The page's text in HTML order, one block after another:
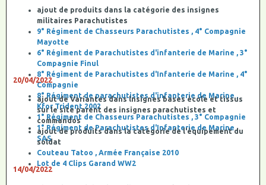
ajout de produits dans la catégorie des insignes
militaires Parachutistes
9° Régiment de Chasseurs Parachutistes , 4° Compagnie
Mayotte
6° Régiment de Parachutistes d'infanterie de Marine , 3°
Compagnie Finul
8° Régiment de Parachutistes d'Infanterie de Marine , 4°
Compagnie
8° Régiment de parachutistes d'infanterie de Marine ,
Kfor Trident 2002
1° Régiment de Chasseurs Parachutistes , 3° Compagnie
1° Régiment de Parachutistes d'Infanterie de Marine ,
SAS
20/04/2022
ajout de Variantes dans lnsignes bases école et tissus
sur le site parent des insignes parachutistes et
commandos
ajout de produits dans la catégorie de l'équipement du
soldat
Couteau Tatoo , Armée Française 2010
Lot de 4 Clips Garand WW2
14/04/2022